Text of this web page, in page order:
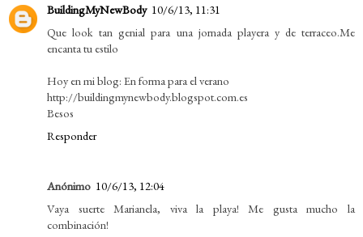
BuildingMyNewBody 10/6/13, 11:31
Que look tan genial para una jornada playera y de terraceo.Me
encanta tu estilo
Hoy en mi blog: En forma para el verano
http://buildingmynewbody.blogspot.com.es
Besos
Responder
Anónimo 10/6/13, 12:04
Vaya suerte Marianela, viva la playa! Me gusta mucho la
combinación!